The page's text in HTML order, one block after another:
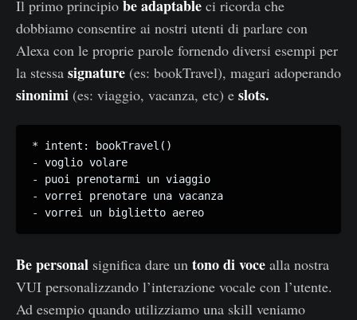
Il primo principio be adaptable ci ricorda che
dobbiamo consentire ai nostri utenti di parlare con
Alexa con le proprie parole fornendo diversi esempi per
la stessa signature (es: bookTravel), magari adoperando
sinonimi (es: viaggio, vacanza, etc) e slots.
* intent: bookTravel()
- voglio volare
- puoi prenotarmi un viaggio
- vorrei prenotare una vacanza
- vorrei un biglietto aereo
Be personal significa dare un tono di voce alla nostra
VUI personalizzando l’interazione vocale con l’utente.
Ad esempio quando utilizziamo una skill veniamo